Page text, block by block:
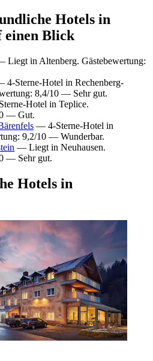
Hotels in
einen Blick
Liegt in Altenberg. Gästebewertung:
4-Sterne-Hotel in Rechenberg-
8,4/10 — Sehr gut.
Hotel in Teplice.
— Gut.
— 4-Sterne-Hotel in
9,2/10 — Wunderbar.
— Liegt in Neuhausen.
— Sehr gut.
Hotels in